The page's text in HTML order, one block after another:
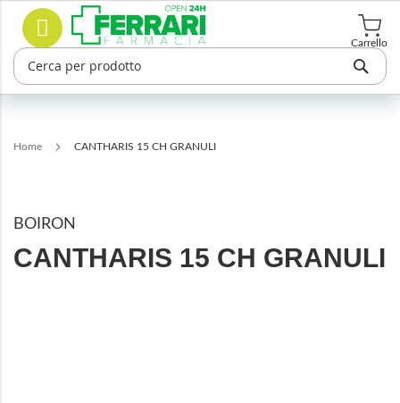
Salta
contenuto
Carrello
Cerca
Home CANTHARIS 15 CH GRANULI
BOIRON
CANTHARIS 15 CH GRANULI